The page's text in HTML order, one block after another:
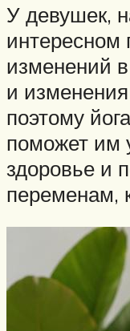
У девушек,
изменений
и
поэтому
поможет им
здоровье и
переменам,